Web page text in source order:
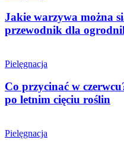
Jakie warzywa można
przewodnik dla
Pielęgnacja
Co przycinać w
po letnim cięciu roślin
Pielęgnacja